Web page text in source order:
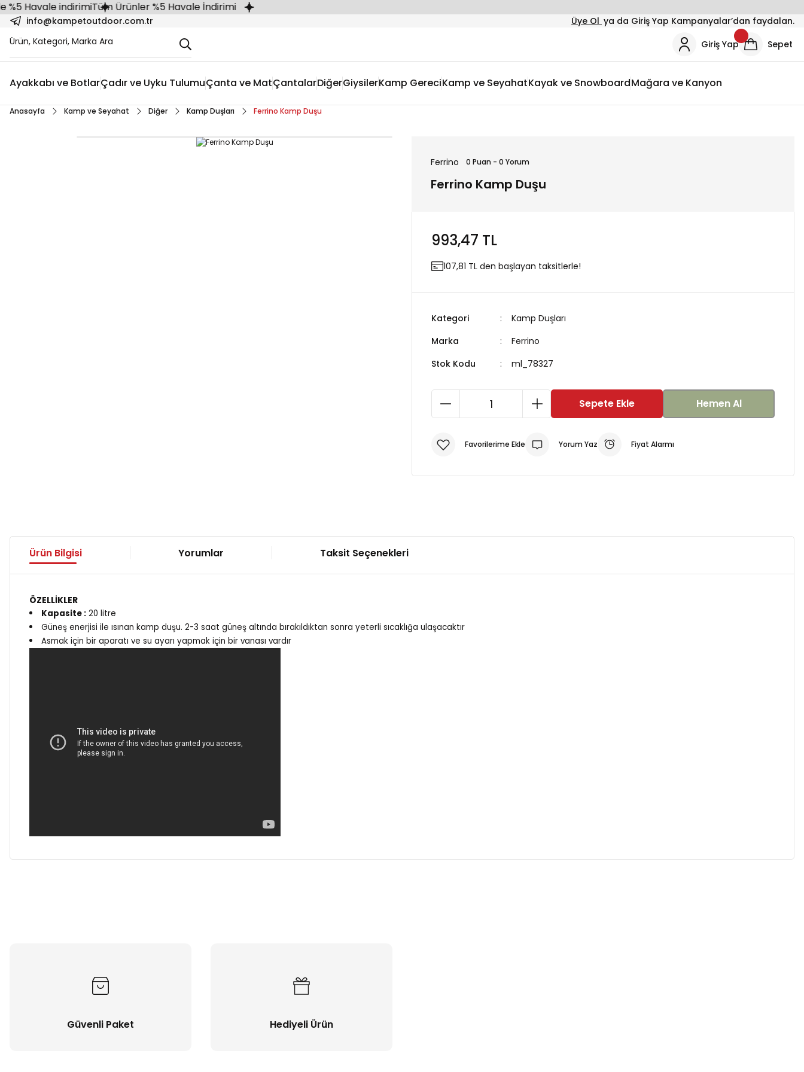
Havale indirimiTüm Ürünler %5 Havale İndirimi
info@kampetoutdoor.com.tr Üye Ol ya da Giriş Yap Kampanyalar’dan faydalan.
Giriş Yap
Sepet
Ayakkabı ve BotlarÇadır ve Uyku TulumuÇanta ve MatÇantalarDiğerGiysilerKamp GereciKamp ve SeyahatKayak ve SnowboardMağara ve Kanyon
Anasayfa Kamp ve Seyahat Diğer Kamp Duşları Ferrino Kamp Duşu
Ferrino 0 Puan - 0 Yorum
Ferrino Kamp Duşu
993,47 TL
107,81 TL den başlayan taksitlerle!
Kategori
Kamp Duşları
Marka
Ferrino
Stok Kodu
ml_78327
Sepete Ekle Hemen Al
Yorum Yaz Fiyat Alarmı
Ürün Bilgisi Yorumlar Taksit Seçenekleri
ÖZELLİKLER
Kapasite : 20 litre
Güneş enerjisi ile ısınan kamp duşu. 2-3 saat güneş altında bırakıldıktan sonra yeterli sıcaklığa ulaşacaktır
Asmak için bir aparatı ve su ayarı yapmak için bir vanası vardır
Güvenli Paket Hediyeli Ürün